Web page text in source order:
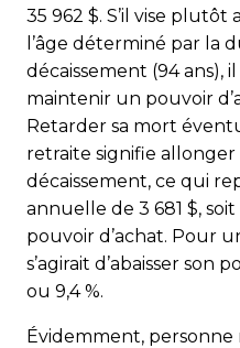
35 962 $. S’il vise plutôt
l’âge déterminé par la
décaissement (94 ans),
maintenir un pouvoir
Retarder sa mort
retraite signifie allonger
décaissement, ce qui
annuelle de 3 681 $,
pouvoir d’achat. Pour
s’agirait d’abaisser son
ou 9,4 %.
Évidemment,